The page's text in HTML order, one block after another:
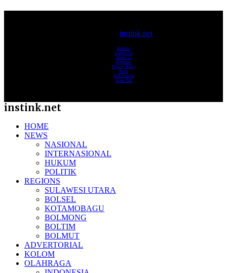
instink.net
Redaksi
Contact Us
About Us
Pedoman
Privacy Policy
Karir
SOP Jurnalis
Kode Etik
instink.net
HOME
NEWS
NASIONAL
INTERNASIONAL
HUKUM
POLITIK
REGIONS
SULAWESI UTARA
BOLSEL
KOTAMOBAGU
BOLMONG
BOLTIM
BOLMUT
ADVERTORIAL
KOLOM
OLAHRAGA